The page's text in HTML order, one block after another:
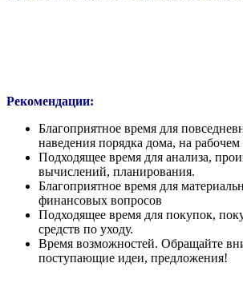
Рекомендации:
Благоприятное время для
наведения порядка дома, на рабочем
Подходящее время для анализа,
вычислений, планирования.
Благоприятное время для
финансовых вопросов
Подходящее время для покупок,
средств по уходу.
Время возможностей. Обращайте
поступающие идеи, предложения!